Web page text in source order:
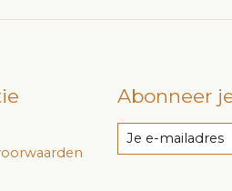
Abonneer